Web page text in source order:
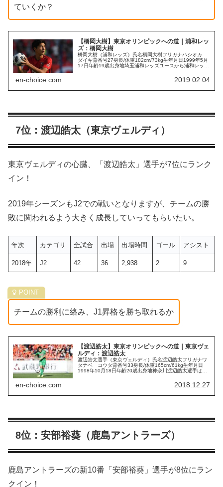
ていくか？
【橋岡大樹】東京オリンピックへの道｜浦和レッ
ズ：橋岡大樹
橋岡大樹（浦和レッズ）氏名橋岡大樹フリガナハシオカ
ダイキ背番号27身長/体重182cm/73kg生年月日1999年5月
17日年齢19歳出身地埼玉浦和レッズユースから浦和レッズ
en-choice.com 2019.02.04
7位：渡辺皓太（東京ヴェルディ）
東京ヴェルディの心臓、「渡辺皓太」選手が7位にランク
イン！
2019年シーズンもJ2での戦いとなりますが、チームの勝
敗に関われるよう大きく成長していってもらいたい。
年次 カテゴリ 全試合 出場 出場時間 ゴール アシスト
2018年 J2 42 36 2,938 2 9
チームの勝利に絡み、J1昇格を勝ち取れるか
【渡辺皓太】東京オリンピックへの道｜東京ヴェ
ルディ：渡辺皓太
渡辺皓太選手（東京ヴェルディ）氏名渡辺皓太フリガナワ
タナベ コウタ背番号33身長/体重165cm/61kg生年月日
1998年10月18日年齢20歳出身地神奈川渡辺皓太選手は、
en-choice.com 2018.12.27
8位：安部裕葵（鹿島アントラーズ）
鹿島アントラーズの新10番「安部裕葵」選手が8位にラン
クイン！